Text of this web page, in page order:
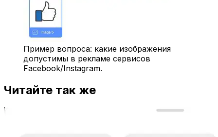
Пример вопроса: какие изображения
допустимы в рекламе сервисов
Facebook/Instagram.
Читайте так же